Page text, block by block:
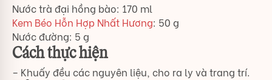
Nước trà đại hồng bào: 170 ml
Kem Béo Hỗn Hợp Nhất Hương: 50 g
Nước đường: 5 g
Cách thực hiện
– Khuấy đều các nguyên liệu, cho ra ly và trang trí.